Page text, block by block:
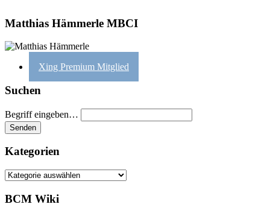
Matthias Hämmerle MBCI
Xing Premium Mitglied
Suchen
Begriff eingeben…
Kategorien
Kategorien
BCM Wiki